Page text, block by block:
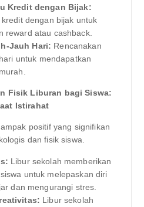
Kredit dengan Bijak:
dengan bijak untuk
reward atau cashback.
Jauh Hari: Rencanakan
untuk mendapatkan
Fisik Liburan bagi Siswa:
Istirahat
positif yang signifikan
dan fisik siswa.
Libur sekolah memberikan
untuk melepaskan diri
dan mengurangi stres.
Libur sekolah